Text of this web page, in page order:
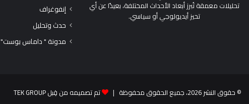
تحليلات معمقة تُبرز أبعاد الأحداث المختلفة، بعيدًا عن أي
تحيز أيديولوجي أو سياسي.
إنفوغراف
حدث وتحليل
مدونة " داماس بوست"
© حقوق النشر 2026، جميع الحقوق محفوظة | تم تصميمه من قِبل TEK GROUP